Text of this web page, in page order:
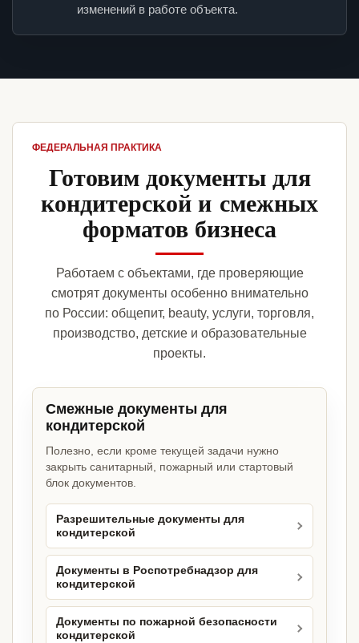
изменений в работе объекта.
ФЕДЕРАЛЬНАЯ ПРАКТИКА
Готовим документы для
кондитерской и смежных
форматов бизнеса
Работаем с объектами, где проверяющие
смотрят документы особенно внимательно
по России: общепит, beauty, услуги, торговля,
производство, детские и образовательные
проекты.
Смежные документы для
кондитерской
Полезно, если кроме текущей задачи нужно
закрыть санитарный, пожарный или стартовый
блок документов.
Разрешительные документы для
кондитерской
Документы в Роспотребнадзор для
кондитерской
Документы по пожарной безопасности
кондитерской